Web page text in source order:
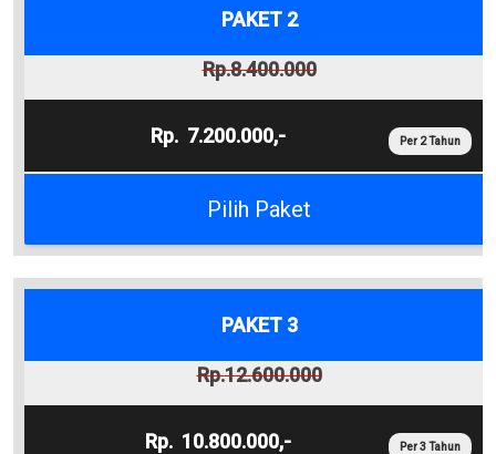
PAKET 2
8.400.000
7.200.000,- Per 2 Tahun
Pilih Paket
PAKET 3
12.600.000
10.800.000,- Per 3 Tahun